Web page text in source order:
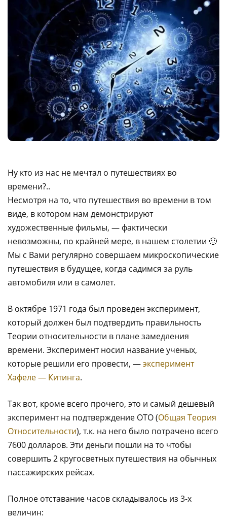
Ну кто из нас не мечтал о путешествиях во
времени?..
Несмотря на то, что путешествия во времени в том
виде, в котором нам демонстрируют
художественные фильмы, — фактически
невозможны, по крайней мере, в нашем столетии 🙂
Мы с Вами регулярно совершаем микроскопические
путешествия в будущее, когда садимся за руль
автомобиля или в самолет.
В октябре 1971 года был проведен эксперимент,
который должен был подтвердить правильность
Теории относительности в плане замедления
времени. Эксперимент носил название ученых,
которые решили его провести, —эксперимент
Хафеле — Китинга.
Так вот, кроме всего прочего, это и самый дешевый
эксперимент на подтверждение ОТО (Общая Теория
Относительности), т.к. на него было потрачено всего
7600 долларов. Эти деньги пошли на то чтобы
совершить 2 кругосветных путешествия на обычных
пассажирских рейсах.
Полное отставание часов складывалось из 3-х
величин: